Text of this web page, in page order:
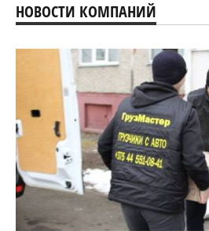
НОВОСТИ КОМПАНИЙ